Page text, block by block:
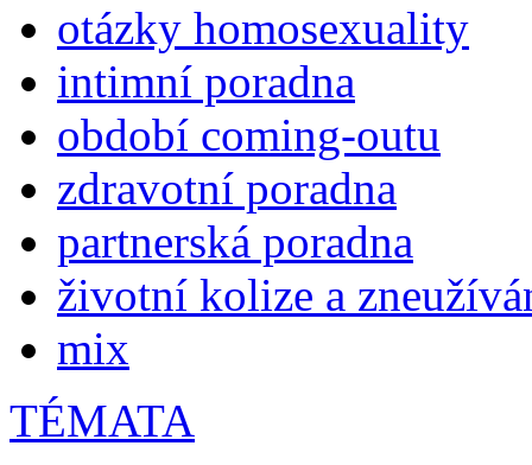
otázky homosexuality
intimní poradna
období coming-outu
zdravotní poradna
partnerská poradna
životní kolize a
mix
TÉMATA